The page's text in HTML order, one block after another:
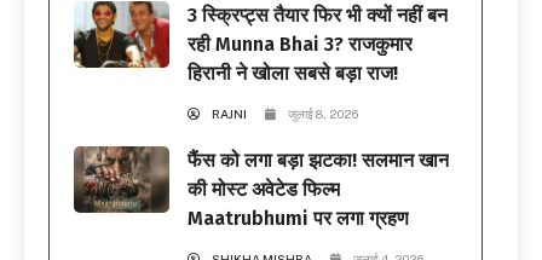
3 स्क्रिप्ट्स तैयार फिर भी क्यों नहीं बन
रही Munna Bhai 3? राजकुमार
हिरानी ने खोला सबसे बड़ा राज!
RAJNI जुलाई 8, 2026
फैंस को लगा बड़ा झटका! सलमान खान
की मोस्ट अवेटेड फिल्म
Maatrubhumi पर लगा ग्रहण